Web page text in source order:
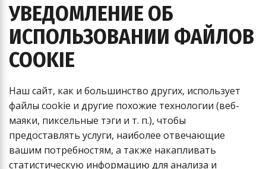
УВЕДОМЛЕНИЕ ОБ
ИСПОЛЬЗОВАНИИ ФАЙЛОВ
COOKIE
Наш сайт, как и большинство других, использует
файлы cookie и другие похожие технологии (веб-
маяки, пиксельные тэги и т. п.), чтобы
предоставлять услуги, наиболее отвечающие
вашим потребностям, а также накапливать
статистическую информацию для анализа и